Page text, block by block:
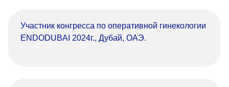
Участник конгресса по оперативной гинекологии
ENDODUBAI 2024г., Дубай, ОАЭ.